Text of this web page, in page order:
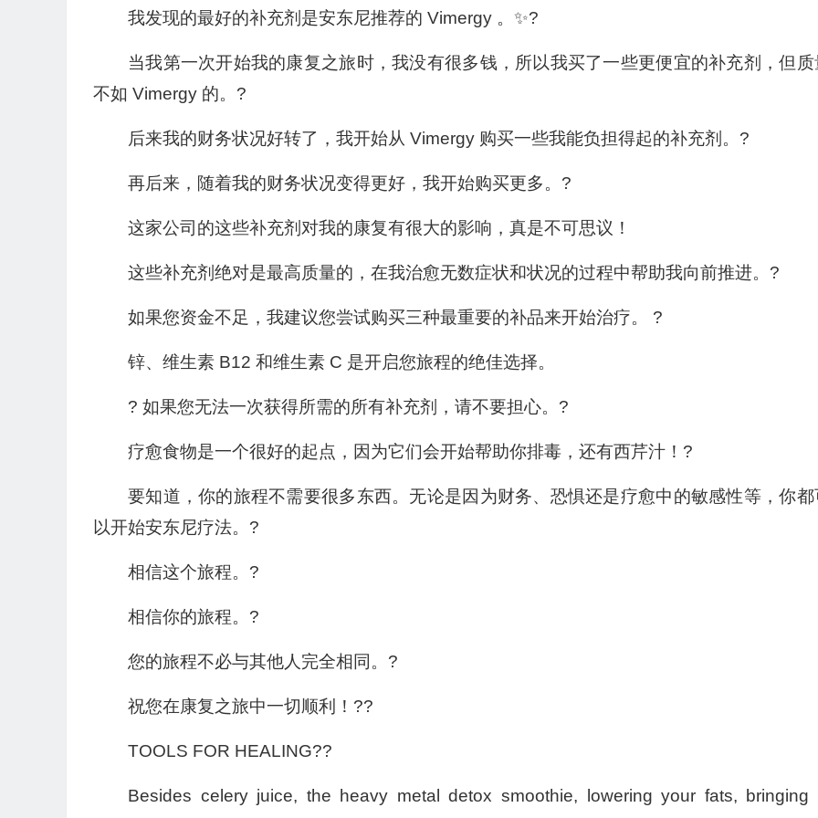
我发现的最好的补充剂是安东尼推荐的 Vimergy 。✨?
当我第一次开始我的康复之旅时，我没有很多钱，所以我买了一些更便宜的补充剂，但质
不如 Vimergy 的。?
后来我的财务状况好转了，我开始从 Vimergy 购买一些我能负担得起的补充剂。?
再后来，随着我的财务状况变得更好，我开始购买更多。?
这家公司的这些补充剂对我的康复有很大的影响，真是不可思议！
这些补充剂绝对是最高质量的，在我治愈无数症状和状况的过程中帮助我向前推进。?
如果您资金不足，我建议您尝试购买三种最重要的补品来开始治疗。 ?
锌、维生素 B12 和维生素 C 是开启您旅程的绝佳选择。
? 如果您无法一次获得所需的所有补充剂，请不要担心。?
疗愈食物是一个很好的起点，因为它们会开始帮助你排毒，还有西芹汁！?
要知道，你的旅程不需要很多东西。无论是因为财务、恐惧还是疗愈中的敏感性等，你都
以开始安东尼疗法。?
相信这个旅程。?
相信你的旅程。?
您的旅程不必与其他人完全相同。?
祝您在康复之旅中一切顺利！??
TOOLS FOR HEALING??
Besides celery juice, the heavy metal detox smoothie, lowering your fats, bringing